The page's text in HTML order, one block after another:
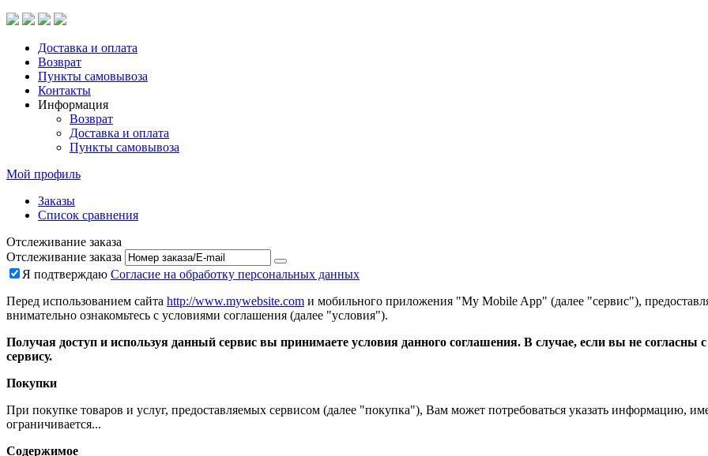
Доставка и оплата
Возврат
Пункты самовывоза
Контакты
Информация
Возврат
Доставка и оплата
Пункты самовывоза
Мой профиль
Заказы
Список сравнения
Отслеживание заказа
Отслеживание заказа
Я подтверждаю Согласие на обработку персональных данных
Перед использованием сайта http://www.mywebsite.com и мобильного приложения "My Mobile App" (далее "сервис"),
внимательно ознакомьтесь с условиями соглашения (далее "условия").
Получая доступ и используя данный сервис вы принимаете условия данного соглашения. В случае, если вы не
сервису.
Покупки
При покупке товаров и услуг, предоставляемых сервисом (далее "покупка"), Вам может потребоваться указать информацию,
ограничивается...
Содержимое